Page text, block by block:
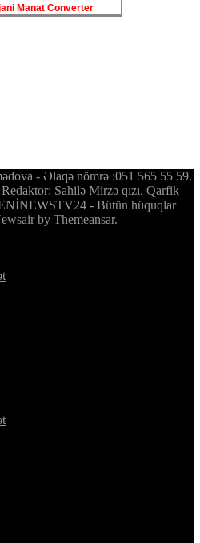
Manat Converter
- Əlaqə nömrə :051 565 55 59.
Sahilə Mirzə qızı. Qarfik
- Bütün hüquqlar
by Themeansar.